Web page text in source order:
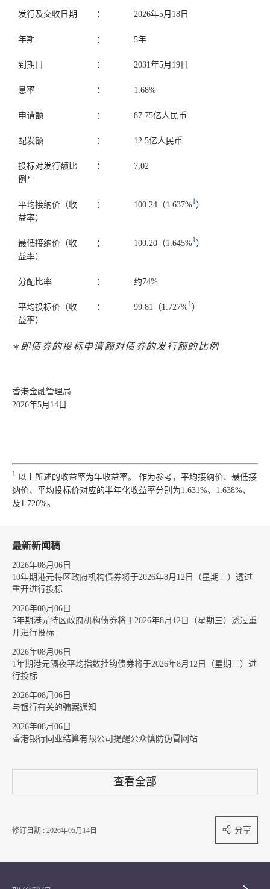
发行及交收日期 ： 2026年5月18日
年期 ： 5年
到期日 ： 2031年5月19日
息率 ： 1.68%
申请额 ： 87.75亿人民币
配发额 ： 12.5亿人民币
投标对发行额比
例*
： 7.02
平均接纳价（收
益率）
： 100.24（1.637%1）
最低接纳价（收
益率）
： 100.20（1.645%1）
分配比率 ： 约74%
平均投标价（收
益率）
： 99.81（1.727%1）
＊ 即债券的投标申请额对债券的发行额的比例
香港金融管理局
2026年5月14日
1 以上所述的收益率为年收益率。 作为参考，平均接纳价、最低接
纳价、平均投标价对应的半年化收益率分别为1.631%、1.638%、
及1.720%。
最新新闻稿
2026年08月06日
10年期港元特区政府机构债券将于2026年8月12日（星期三）透过
重开进行投标
2026年08月06日
5年期港元特区政府机构债券将于2026年8月12日（星期三）透过重
开进行投标
2026年08月06日
1年期港元隔夜平均指数挂钩债券将于2026年8月12日（星期三）进
行投标
2026年08月06日
与银行有关的骗案通知
2026年08月06日
香港银行同业结算有限公司提醒公众慎防伪冒网站
查看全部
修订日期 : 2026年05月14日 分享